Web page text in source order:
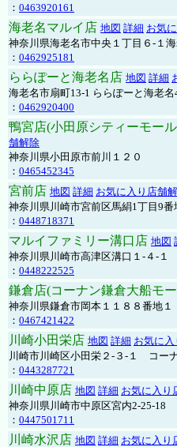
： 0463920161
海老名マルイ店 地図 詳細 お気
神奈川県海老名市中央１丁目６-１
： 0462925181
ららぽーと海老名店 地図 詳細
海老名市扇町13-1 ららぽーと海老名
： 0462920400
鴨宮店(小田原シティーモー
舗解除
神奈川県小田原市前川１２０
： 0465452345
宮前店 地図 詳細 お気に入り店舗
神奈川県川崎市宮前区馬絹1丁目9番
： 0448718371
マルイファミリー溝口店 地図
神奈川県川崎市高津区溝口１-４-１
： 0448222525
鎌倉店(コーナン鎌倉大船モ
神奈川県鎌倉市岡本１１８８番地１
： 0467421422
川崎小田栄店 地図 詳細 お気に
川崎市川崎区小田栄２‐３‐１ コー
： 0443287721
川崎中原店 地図 詳細 お気に入り
神奈川県川崎市中原区宮内2-25-18
： 0447501711
川崎水沢店 地図 詳細 お気に入り